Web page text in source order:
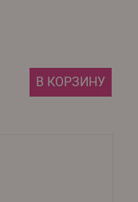
В КОРЗИНУ